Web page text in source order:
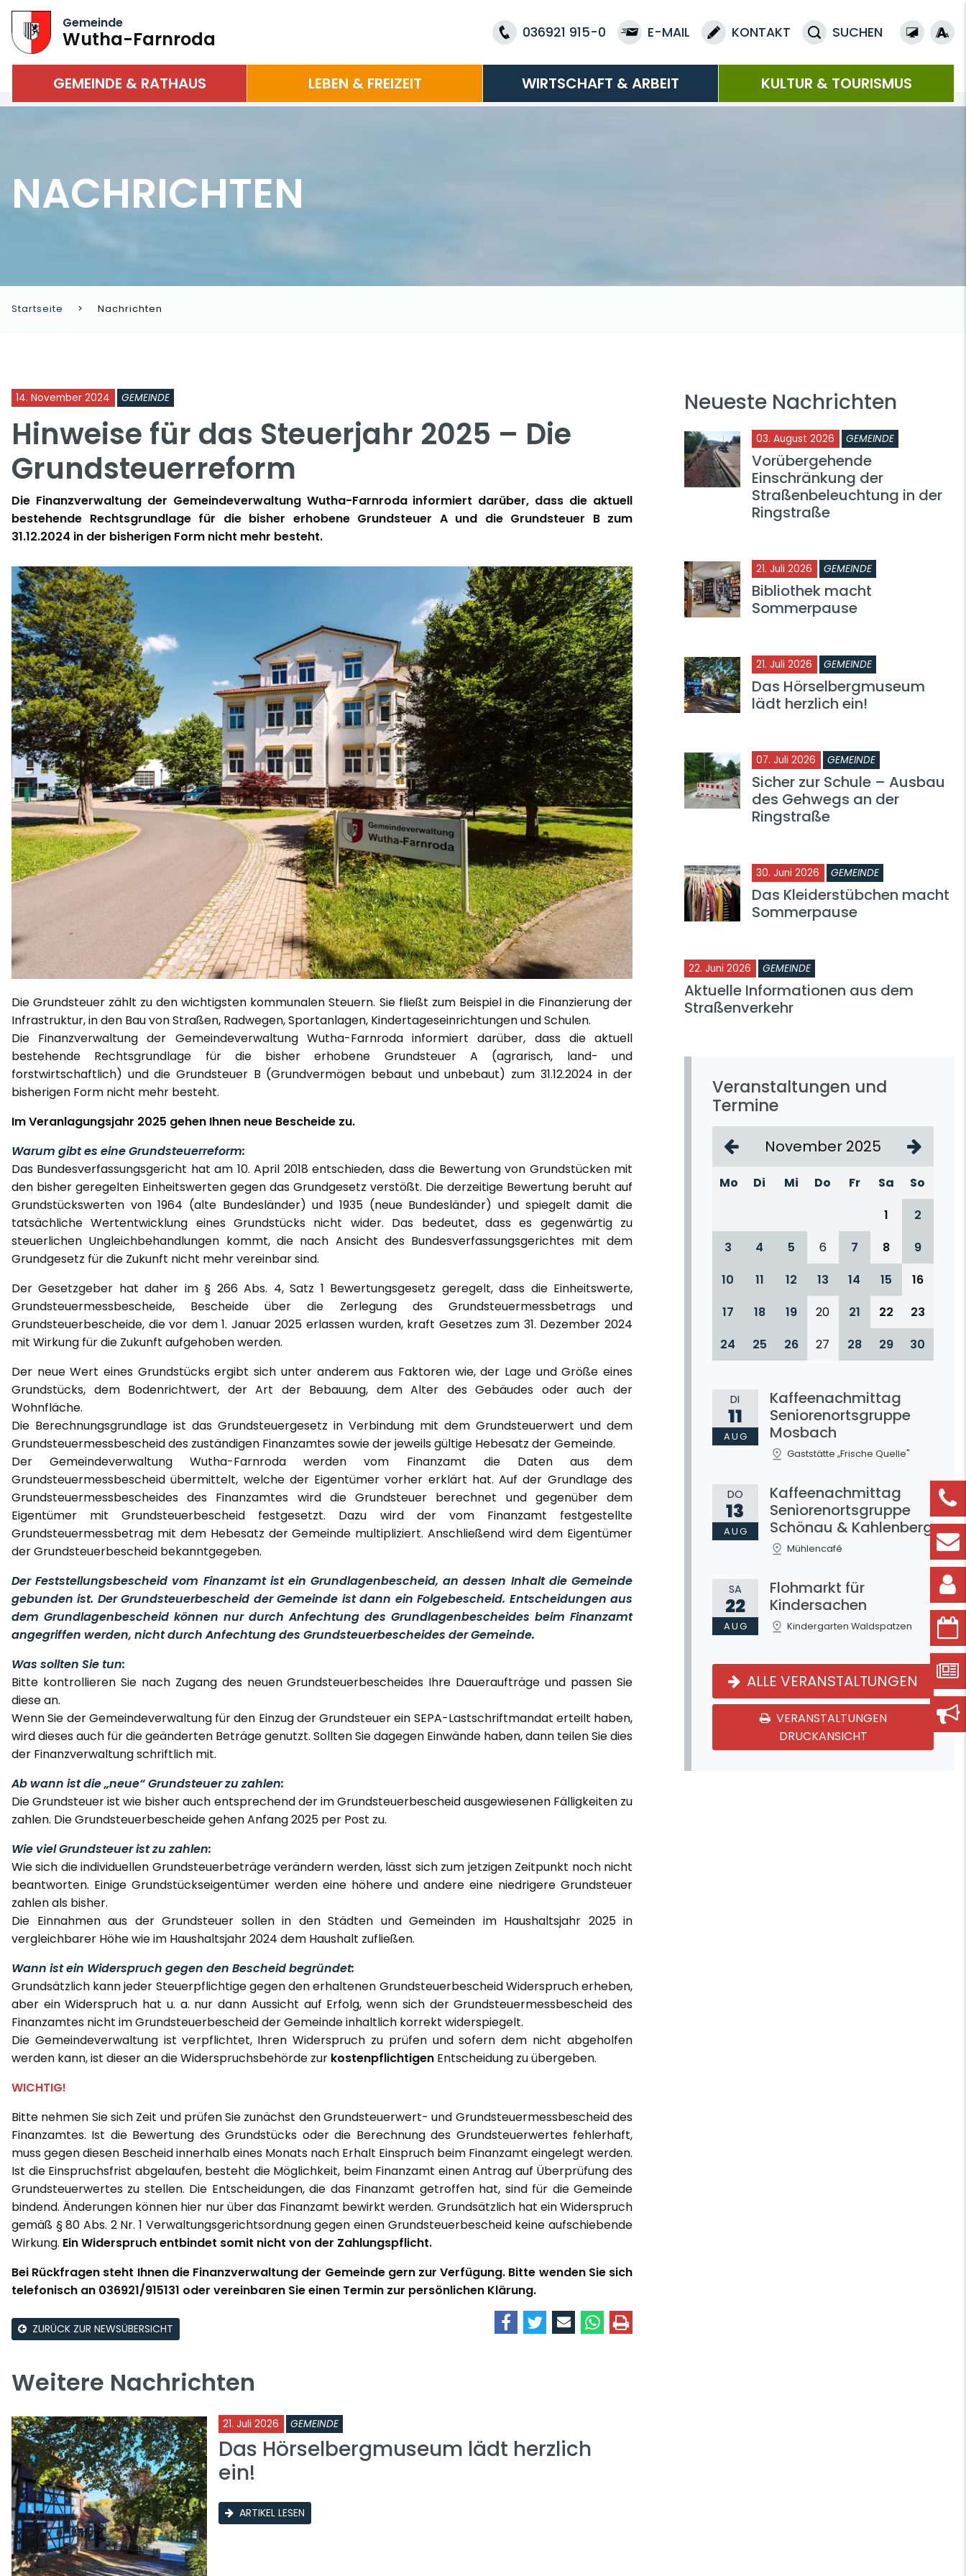
Gemeinde
Wutha-Farnroda 036921 915-0 E-MAIL KONTAKT SUCHEN
GEMEINDE & RATHAUS LEBEN & FREIZEIT WIRTSCHAFT & ARBEIT KULTUR & TOURISMUS
NACHRICHTEN
Startseite Nachrichten
14. November 2024 GEMEINDE
Hinweise für das Steuerjahr 2025 – Die
Grundsteuerreform
Die Finanzverwaltung der Gemeindeverwaltung Wutha-Farnroda informiert darüber, dass die aktuell
bestehende Rechtsgrundlage für die bisher erhobene Grundsteuer A und die Grundsteuer B zum
31.12.2024 in der bisherigen Form nicht mehr besteht.
Die Grundsteuer zählt zu den wichtigsten kommunalen Steuern. Sie fließt zum Beispiel in die Finanzierung der
Infrastruktur, in den Bau von Straßen, Radwegen, Sportanlagen, Kindertageseinrichtungen und Schulen.
Die Finanzverwaltung der Gemeindeverwaltung Wutha-Farnroda informiert darüber, dass die aktuell
bestehende Rechtsgrundlage für die bisher erhobene Grundsteuer A (agrarisch, land- und
forstwirtschaftlich) und die Grundsteuer B (Grundvermögen bebaut und unbebaut) zum 31.12.2024 in der
bisherigen Form nicht mehr besteht.
Im Veranlagungsjahr 2025 gehen Ihnen neue Bescheide zu.
Warum gibt es eine Grundsteuerreform:
Das Bundesverfassungsgericht hat am 10. April 2018 entschieden, dass die Bewertung von Grundstücken mit
den bisher geregelten Einheitswerten gegen das Grundgesetz verstößt. Die derzeitige Bewertung beruht auf
Grundstückswerten von 1964 (alte Bundesländer) und 1935 (neue Bundesländer) und spiegelt damit die
tatsächliche Wertentwicklung eines Grundstücks nicht wider. Das bedeutet, dass es gegenwärtig zu
steuerlichen Ungleichbehandlungen kommt, die nach Ansicht des Bundesverfassungsgerichtes mit dem
Grundgesetz für die Zukunft nicht mehr vereinbar sind.
Der Gesetzgeber hat daher im § 266 Abs. 4, Satz 1 Bewertungsgesetz geregelt, dass die Einheitswerte,
Grundsteuermessbescheide, Bescheide über die Zerlegung des Grundsteuermessbetrags und
Grundsteuerbescheide, die vor dem 1. Januar 2025 erlassen wurden, kraft Gesetzes zum 31. Dezember 2024
mit Wirkung für die Zukunft aufgehoben werden.
Der neue Wert eines Grundstücks ergibt sich unter anderem aus Faktoren wie, der Lage und Größe eines
Grundstücks, dem Bodenrichtwert, der Art der Bebauung, dem Alter des Gebäudes oder auch der
Wohnfläche.
Die Berechnungsgrundlage ist das Grundsteuergesetz in Verbindung mit dem Grundsteuerwert und dem
Grundsteuermessbescheid des zuständigen Finanzamtes sowie der jeweils gültige Hebesatz der Gemeinde.
Der Gemeindeverwaltung Wutha-Farnroda werden vom Finanzamt die Daten aus dem
Grundsteuermessbescheid übermittelt, welche der Eigentümer vorher erklärt hat. Auf der Grundlage des
Grundsteuermessbescheides des Finanzamtes wird die Grundsteuer berechnet und gegenüber dem
Eigentümer mit Grundsteuerbescheid festgesetzt. Dazu wird der vom Finanzamt festgestellte
Grundsteuermessbetrag mit dem Hebesatz der Gemeinde multipliziert. Anschließend wird dem Eigentümer
der Grundsteuerbescheid bekanntgegeben.
Der Feststellungsbescheid vom Finanzamt ist ein Grundlagenbescheid, an dessen Inhalt die Gemeinde
gebunden ist. Der Grundsteuerbescheid der Gemeinde ist dann ein Folgebescheid. Entscheidungen aus
dem Grundlagenbescheid können nur durch Anfechtung des Grundlagenbescheides beim Finanzamt
angegriffen werden, nicht durch Anfechtung des Grundsteuerbescheides der Gemeinde.
Was sollten Sie tun:
Bitte kontrollieren Sie nach Zugang des neuen Grundsteuerbescheides Ihre Daueraufträge und passen Sie
diese an.
Wenn Sie der Gemeindeverwaltung für den Einzug der Grundsteuer ein SEPA-Lastschriftmandat erteilt haben,
wird dieses auch für die geänderten Beträge genutzt. Sollten Sie dagegen Einwände haben, dann teilen Sie dies
der Finanzverwaltung schriftlich mit.
Ab wann ist die „neue“ Grundsteuer zu zahlen:
Die Grundsteuer ist wie bisher auch entsprechend der im Grundsteuerbescheid ausgewiesenen Fälligkeiten zu
zahlen. Die Grundsteuerbescheide gehen Anfang 2025 per Post zu.
Wie viel Grundsteuer ist zu zahlen:
Wie sich die individuellen Grundsteuerbeträge verändern werden, lässt sich zum jetzigen Zeitpunkt noch nicht
beantworten. Einige Grundstückseigentümer werden eine höhere und andere eine niedrigere Grundsteuer
zahlen als bisher.
Die Einnahmen aus der Grundsteuer sollen in den Städten und Gemeinden im Haushaltsjahr 2025 in
vergleichbarer Höhe wie im Haushaltsjahr 2024 dem Haushalt zufließen.
Wann ist ein Widerspruch gegen den Bescheid begründet:
Grundsätzlich kann jeder Steuerpflichtige gegen den erhaltenen Grundsteuerbescheid Widerspruch erheben,
aber ein Widerspruch hat u. a. nur dann Aussicht auf Erfolg, wenn sich der Grundsteuermessbescheid des
Finanzamtes nicht im Grundsteuerbescheid der Gemeinde inhaltlich korrekt widerspiegelt.
Die Gemeindeverwaltung ist verpflichtet, Ihren Widerspruch zu prüfen und sofern dem nicht abgeholfen
werden kann, ist dieser an die Widerspruchsbehörde zur kostenpflichtigen Entscheidung zu übergeben.
WICHTIG!
Bitte nehmen Sie sich Zeit und prüfen Sie zunächst den Grundsteuerwert- und Grundsteuermessbescheid des
Finanzamtes. Ist die Bewertung des Grundstücks oder die Berechnung des Grundsteuerwertes fehlerhaft,
muss gegen diesen Bescheid innerhalb eines Monats nach Erhalt Einspruch beim Finanzamt eingelegt werden.
Ist die Einspruchsfrist abgelaufen, besteht die Möglichkeit, beim Finanzamt einen Antrag auf Überprüfung des
Grundsteuerwertes zu stellen. Die Entscheidungen, die das Finanzamt getroffen hat, sind für die Gemeinde
bindend. Änderungen können hier nur über das Finanzamt bewirkt werden. Grundsätzlich hat ein Widerspruch
gemäß § 80 Abs. 2 Nr. 1 Verwaltungsgerichtsordnung gegen einen Grundsteuerbescheid keine aufschiebende
Wirkung. Ein Widerspruch entbindet somit nicht von der Zahlungspflicht.
Bei Rückfragen steht Ihnen die Finanzverwaltung der Gemeinde gern zur Verfügung. Bitte wenden Sie sich
telefonisch an 036921/915131 oder vereinbaren Sie einen Termin zur persönlichen Klärung.
ZURÜCK ZUR NEWSÜBERSICHT
Weitere Nachrichten
21. Juli 2026 GEMEINDE
Das Hörselbergmuseum lädt herzlich
ein!
ARTIKEL LESEN
Neueste Nachrichten
03. August 2026 GEMEINDE
Vorübergehende
Einschränkung der
Straßenbeleuchtung in der
Ringstraße
21. Juli 2026 GEMEINDE
Bibliothek macht
Sommerpause
21. Juli 2026 GEMEINDE
Das Hörselbergmuseum
lädt herzlich ein!
07. Juli 2026 GEMEINDE
Sicher zur Schule – Ausbau
des Gehwegs an der
Ringstraße
30. Juni 2026 GEMEINDE
Das Kleiderstübchen macht
Sommerpause
22. Juni 2026 GEMEINDE
Aktuelle Informationen aus dem
Straßenverkehr
Veranstaltungen und
Termine
November 2025
Mo Di Mi Do Fr Sa
So
1
2
3
4 5 6 7 8
9
10
11 12 13 14 15
16
17
18 19 20 21 22
23
24
25 26 27 28 29 30
DI
11
AUG
Kaffeenachmittag
Seniorenortsgruppe
Mosbach
Gaststätte „Frische Quelle"
DO
13
AUG
Kaffeenachmittag
Seniorenortsgruppe
Schönau & Kahlenberg
Mühlencafé
SA
22
AUG
Flohmarkt für
Kindersachen
Kindergarten Waldspatzen
ALLE VERANSTALTUNGEN
VERANSTALTUNGEN
DRUCKANSICHT